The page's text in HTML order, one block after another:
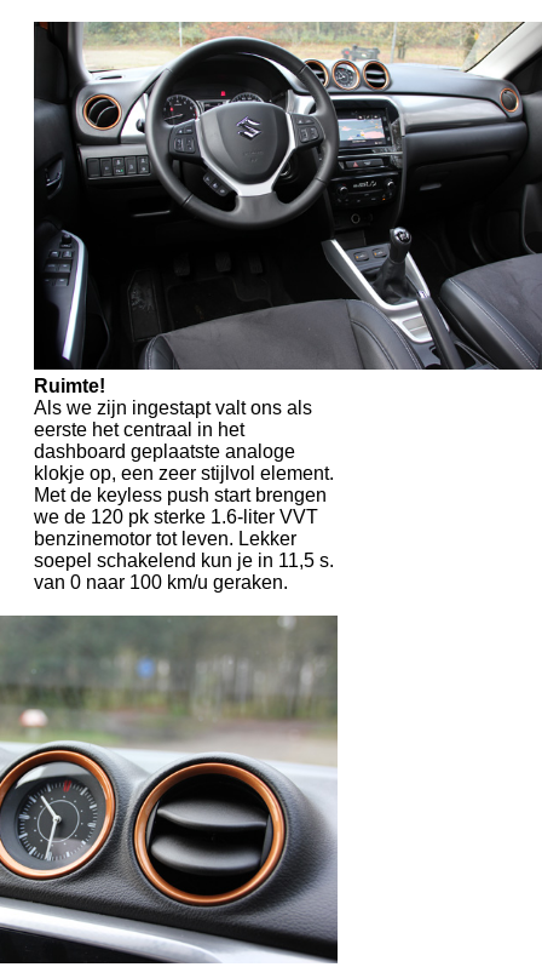
Ruimte!
Als we zijn ingestapt valt ons als
eerste het centraal in het
dashboard geplaatste analoge
klokje op, een zeer stijlvol element.
Met de keyless push start brengen
we de 120 pk sterke 1.6-liter VVT
benzinemotor tot leven. Lekker
soepel schakelend kun je in 11,5 s.
van 0 naar 100 km/u geraken.